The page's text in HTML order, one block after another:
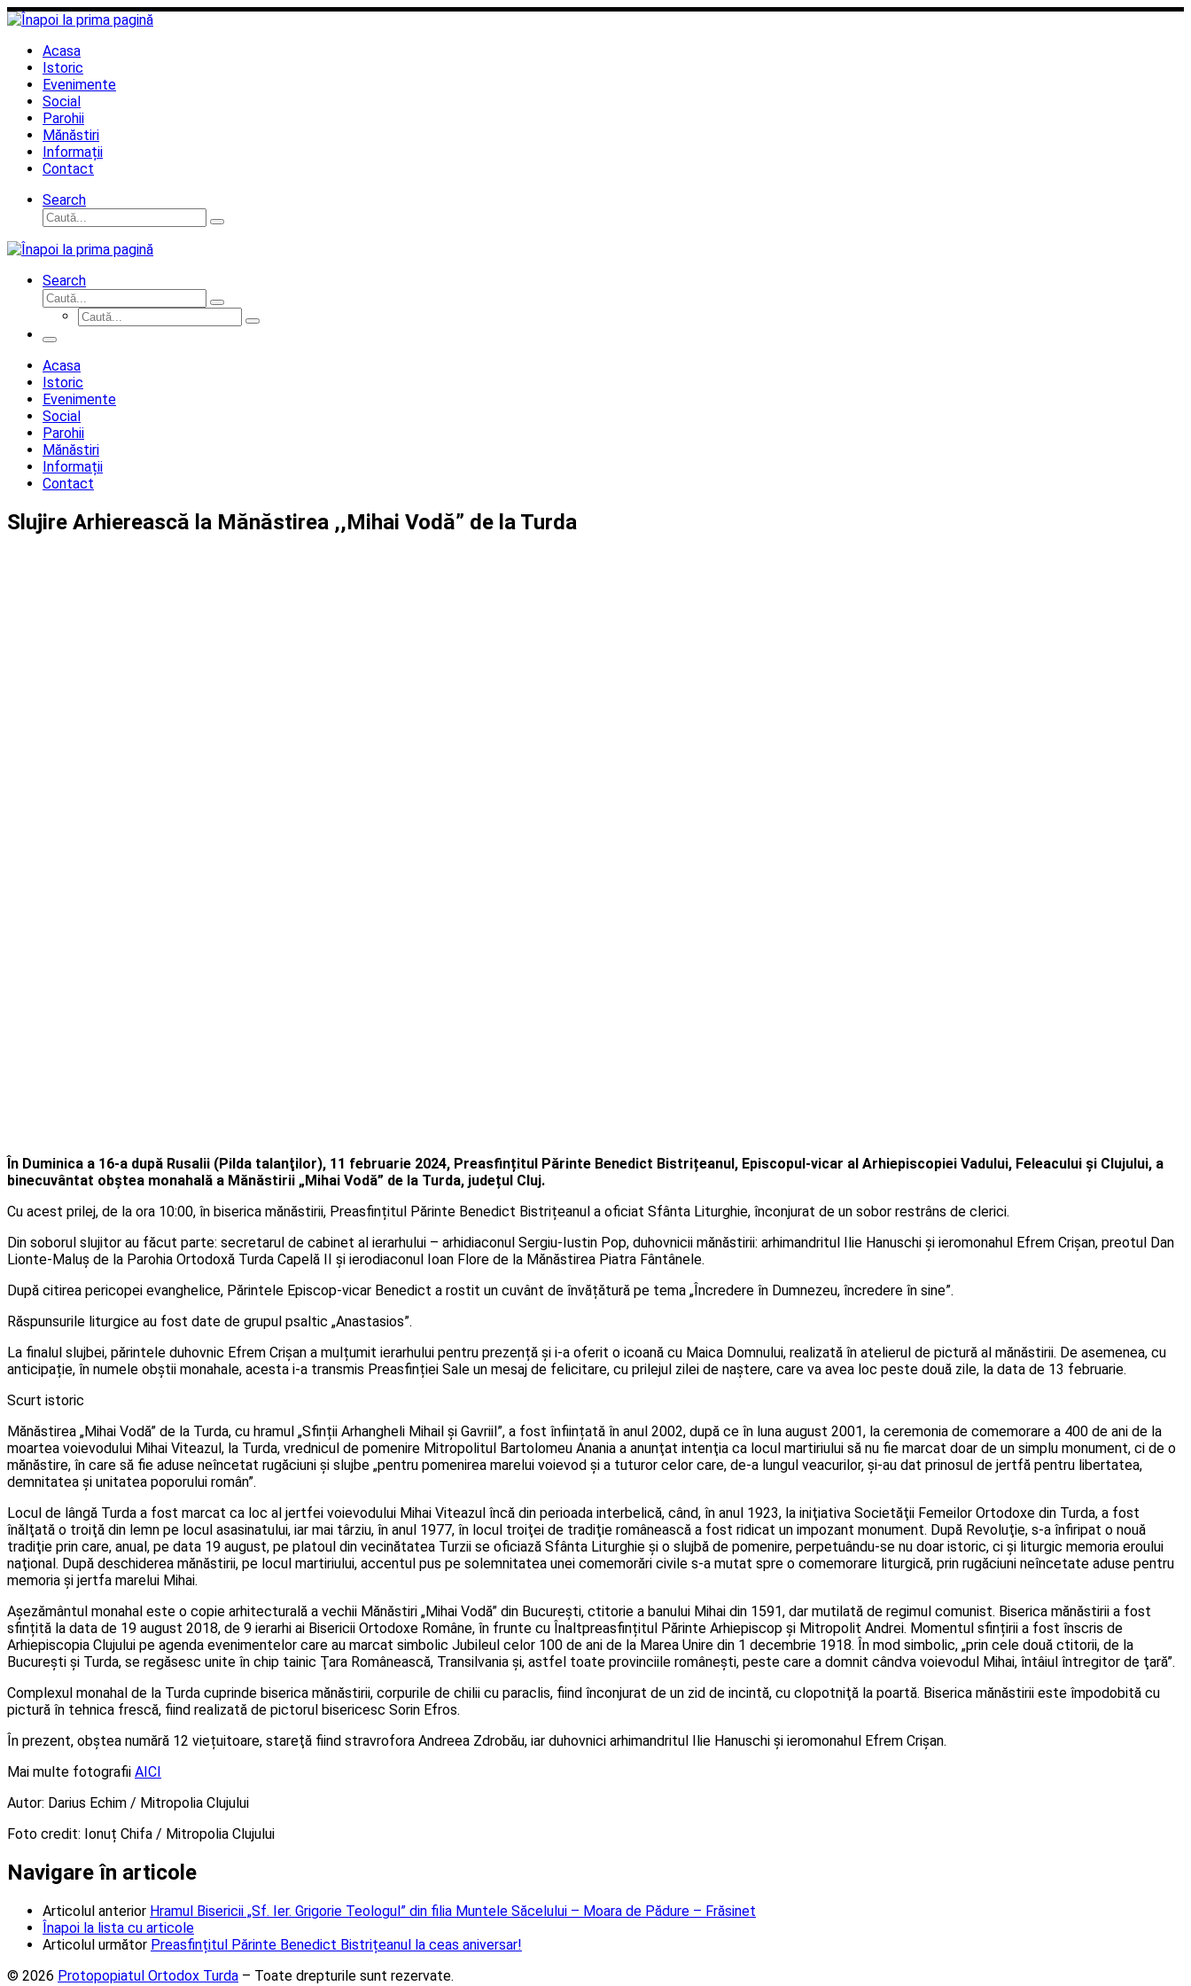
Sari
la
conținutAcasa
Istoric
Evenimente
Social
Parohii
Mănăstiri
Informații
Contact
Search
Căutare
Caută...
Search
Căutare
Caută...
Căutare
Caută...
Meniu
Acasa
Istoric
Evenimente
Social
Parohii
Mănăstiri
Informații
Contact
Slujire Arhierească la Mănăstirea ,,Mihai Vodă” de la Turda
În Duminica a 16-a după Rusalii (Pilda talanţilor), 11 februarie 2024, Preasfințitul Părinte Benedict Bistrițeanul, Episcopul-vicar al Arhiepiscopiei Vadului, Feleacului și Clujului, a
binecuvântat obștea monahală a Mănăstirii „Mihai Vodă” de la Turda, județul Cluj.
Cu acest prilej, de la ora 10:00, în biserica mănăstirii, Preasfințitul Părinte Benedict Bistrițeanul a oficiat Sfânta Liturghie, înconjurat de un sobor restrâns de clerici.
Din soborul slujitor au făcut parte: secretarul de cabinet al ierarhului – arhidiaconul Sergiu-Iustin Pop, duhovnicii mănăstirii: arhimandritul Ilie Hanuschi și ieromonahul Efrem Crișan, preotul Dan
Lionte-Maluș de la Parohia Ortodoxă Turda Capelă II și ierodiaconul Ioan Flore de la Mănăstirea Piatra Fântânele.
După citirea pericopei evanghelice, Părintele Episcop-vicar Benedict a rostit un cuvânt de învățătură pe tema „Încredere în Dumnezeu, încredere în sine”.
Răspunsurile liturgice au fost date de grupul psaltic „Anastasios”.
La finalul slujbei, părintele duhovnic Efrem Crișan a mulțumit ierarhului pentru prezență și i-a oferit o icoană cu Maica Domnului, realizată în atelierul de pictură al mănăstirii. De asemenea, cu
anticipație, în numele obștii monahale, acesta i-a transmis Preasfinției Sale un mesaj de felicitare, cu prilejul zilei de naștere, care va avea loc peste două zile, la data de 13 februarie.
Scurt istoric
Mănăstirea „Mihai Vodă” de la Turda, cu hramul „Sfinții Arhangheli Mihail și Gavriil”, a fost înființată în anul 2002, după ce în luna august 2001, la ceremonia de comemorare a 400 de ani de la
moartea voievodului Mihai Viteazul, la Turda, vrednicul de pomenire Mitropolitul Bartolomeu Anania a anunţat intenţia ca locul martiriului să nu fie marcat doar de un simplu monument, ci de o
mănăstire, în care să fie aduse neîncetat rugăciuni şi slujbe „pentru pomenirea marelui voievod şi a tuturor celor care, de-a lungul veacurilor, şi-au dat prinosul de jertfă pentru libertatea,
demnitatea şi unitatea poporului român”.
Locul de lângă Turda a fost marcat ca loc al jertfei voievodului Mihai Viteazul încă din perioada interbelică, când, în anul 1923, la iniţiativa Societăţii Femeilor Ortodoxe din Turda, a fost
înălţată o troiţă din lemn pe locul asasinatului, iar mai târziu, în anul 1977, în locul troiţei de tradiţie românească a fost ridicat un impozant monument. După Revoluţie, s-a înfiripat o nouă
tradiţie prin care, anual, pe data 19 august, pe platoul din vecinătatea Turzii se oficiază Sfânta Liturghie şi o slujbă de pomenire, perpetuându-se nu doar istoric, ci şi liturgic memoria eroului
naţional. După deschiderea mănăstirii, pe locul martiriului, accentul pus pe solemnitatea unei comemorări civile s-a mutat spre o comemorare liturgică, prin rugăciuni neîncetate aduse pentru
memoria și jertfa marelui Mihai.
Aşezământul monahal este o copie arhitecturală a vechii Mănăstiri „Mihai Vodă” din Bucureşti, ctitorie a banului Mihai din 1591, dar mutilată de regimul comunist. Biserica mănăstirii a fost
sfințită la data de 19 august 2018, de 9 ierarhi ai Bisericii Ortodoxe Române, în frunte cu Înaltpreasfințitul Părinte Arhiepiscop și Mitropolit Andrei. Momentul sfințirii a fost înscris de
Arhiepiscopia Clujului pe agenda evenimentelor care au marcat simbolic Jubileul celor 100 de ani de la Marea Unire din 1 decembrie 1918. În mod simbolic, „prin cele două ctitorii, de la
Bucureşti şi Turda, se regăsesc unite în chip tainic Ţara Românească, Transilvania şi, astfel toate provinciile româneşti, peste care a domnit cândva voievodul Mihai, întâiul întregitor de ţară”.
Complexul monahal de la Turda cuprinde biserica mănăstirii, corpurile de chilii cu paraclis, fiind înconjurat de un zid de incintă, cu clopotniţă la poartă. Biserica mănăstirii este împodobită cu
pictură în tehnica frescă, fiind realizată de pictorul bisericesc Sorin Efros.
În prezent, obştea numără 12 viețuitoare, stareţă fiind stravrofora Andreea Zdrobău, iar duhovnici arhimandritul Ilie Hanuschi și ieromonahul Efrem Crișan.
Mai multe fotografii AICI
Autor: Darius Echim / Mitropolia Clujului
Foto credit: Ionuț Chifa / Mitropolia Clujului
Navigare în articole
Articolul anterior Hramul Bisericii „Sf. Ier. Grigorie Teologul” din filia Muntele Săcelului – Moara de Pădure – Frăsinet
Înapoi la lista cu articole
Articolul următor Preasfințitul Părinte Benedict Bistrițeanul la ceas aniversar!
© 2026 Protopopiatul Ortodox Turda – Toate drepturile sunt rezervate.